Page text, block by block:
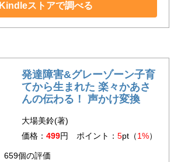
Kindleストアで調べる
発達障害&グレーゾーン子育
てから生まれた 楽々かあさ
んの伝わる！ 声かけ変換
大場美鈴(著)
価格： 499円 ポイント： 5pt（1%）
659個の評価